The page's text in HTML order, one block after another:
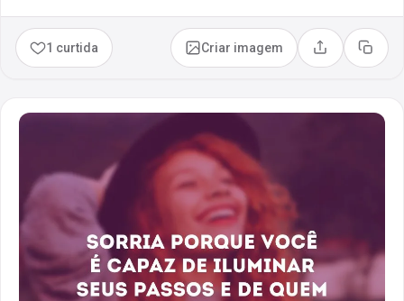
1 curtida Criar imagem Compartilhar
Copiar